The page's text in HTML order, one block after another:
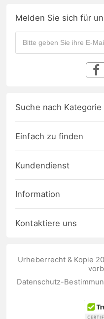
Melden Sie sich für
Suche nach Kategorie
Einfach zu finden
Kundendienst
Information
Kontaktiere uns
Urheberrecht & Kopie
Datenschutz-